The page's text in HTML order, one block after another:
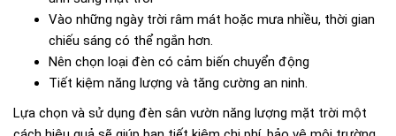
Vào những ngày trời râm mát hoặc mưa nhiều, thời gian
chiếu sáng có thể ngắn hơn.
Nên chọn loại đèn có cảm biến chuyển động
Tiết kiệm năng lượng và tăng cường an ninh.
Lựa chọn và sử dụng đèn sân vườn năng lượng mặt trời một